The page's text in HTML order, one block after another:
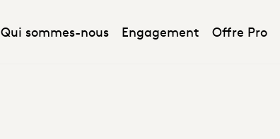
Qui sommes-nous Engagement Offre Pro